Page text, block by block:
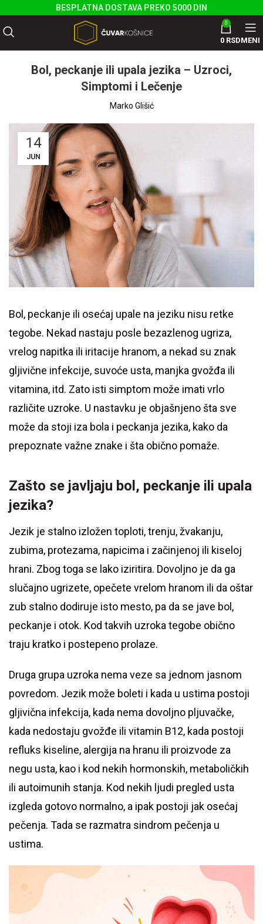
0
0 RSDMENI
Bol, peckanje ili upala jezika – Uzroci,
Simptomi i Lečenje
Marko Glišić
14
JUN
Bol, peckanje ili osećaj upale na jeziku nisu retke
tegobe. Nekad nastaju posle bezazlenog ugriza,
vrelog napitka ili iritacije hranom, a nekad su znak
gljivične infekcije, suvoće usta, manjka gvožđa ili
vitamina, itd. Zato isti simptom može imati vrlo
različite uzroke. U nastavku je objašnjeno šta sve
može da stoji iza bola i peckanja jezika, kako da
prepoznate važne znake i šta obično pomaže.
Zašto se javljaju bol, peckanje ili upala
jezika?
Jezik je stalno izložen toploti, trenju, žvakanju,
zubima, protezama, napicima i začinjenoj ili kiseloj
hrani. Zbog toga se lako iziritira. Dovoljno je da ga
slučajno ugrizete, opečete vrelom hranom ili da oštar
zub stalno dodiruje isto mesto, pa da se jave bol,
peckanje i otok. Kod takvih uzroka tegobe obično
traju kratko i postepeno prolaze.
Druga grupa uzroka nema veze sa jednom jasnom
povredom. Jezik može boleti i kada u ustima postoji
gljivična infekcija, kada nema dovoljno pljuvačke,
kada nedostaju gvožđe ili vitamin B12, kada postoji
refluks kiseline, alergija na hranu ili proizvode za
negu usta, kao i kod nekih hormonskih, metaboličkih
ili autoimunih stanja. Kod nekih ljudi pregled usta
izgleda gotovo normalno, a ipak postoji jak osećaj
pečenja. Tada se razmatra sindrom pečenja u
ustima.
BESPLATNA DOSTAVA PREKO 5000 DIN